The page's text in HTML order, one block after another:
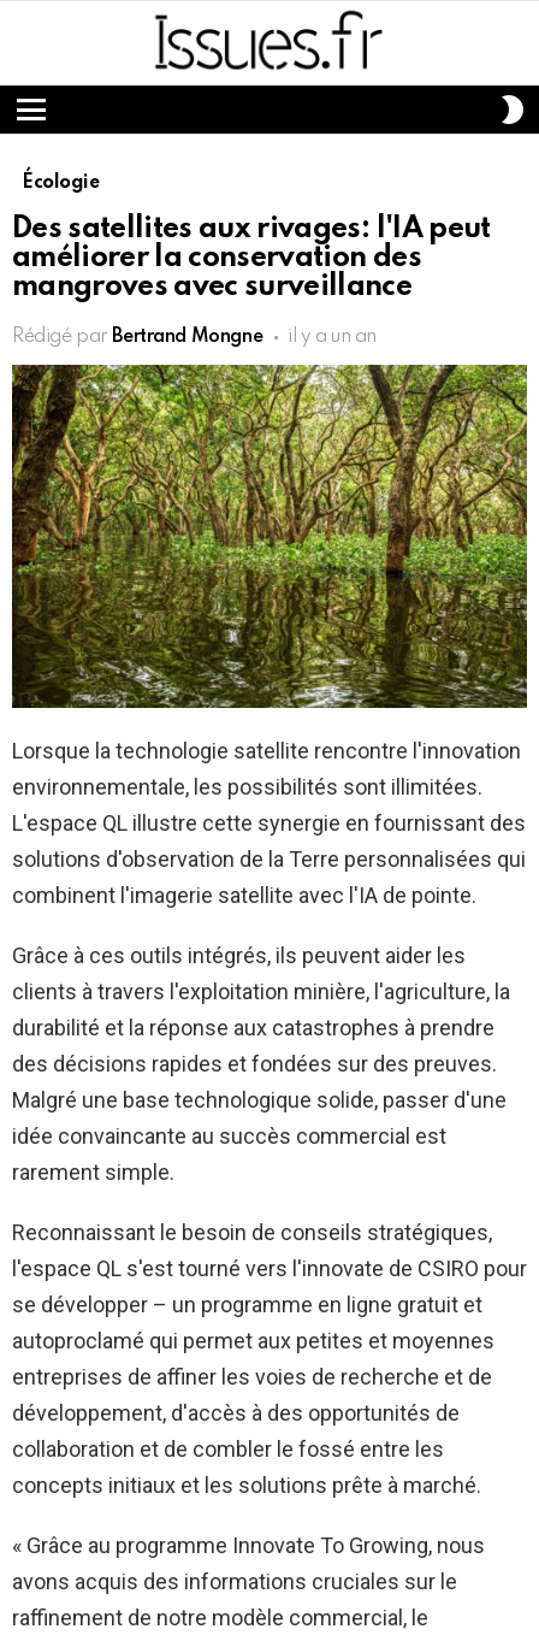
Menu
Écologie
Des satellites aux rivages: l'IA peut
améliorer la conservation des
mangroves avec surveillance
Rédigé par Bertrand Mongne il y a un an
Lorsque la technologie satellite rencontre l'innovation
environnementale, les possibilités sont illimitées.
L'espace QL illustre cette synergie en fournissant des
solutions d'observation de la Terre personnalisées qui
combinent l'imagerie satellite avec l'IA de pointe.
Grâce à ces outils intégrés, ils peuvent aider les
clients à travers l'exploitation minière, l'agriculture, la
durabilité et la réponse aux catastrophes à prendre
des décisions rapides et fondées sur des preuves.
Malgré une base technologique solide, passer d'une
idée convaincante au succès commercial est
rarement simple.
Reconnaissant le besoin de conseils stratégiques,
l'espace QL s'est tourné vers l'innovate de CSIRO pour
se développer – un programme en ligne gratuit et
autoproclamé qui permet aux petites et moyennes
entreprises de affiner les voies de recherche et de
développement, d'accès à des opportunités de
collaboration et de combler le fossé entre les
concepts initiaux et les solutions prête à marché.
« Grâce au programme Innovate To Growing, nous
avons acquis des informations cruciales sur le
raffinement de notre modèle commercial, le